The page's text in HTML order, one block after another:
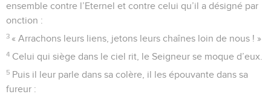
ensemble contre l’Eternel et contre celui qu’il a désigné par
onction :
3 « Arrachons leurs liens, jetons leurs chaînes loin de nous ! »
4 Celui qui siège dans le ciel rit, le Seigneur se moque d’eux.
5 Puis il leur parle dans sa colère, il les épouvante dans sa
fureur :